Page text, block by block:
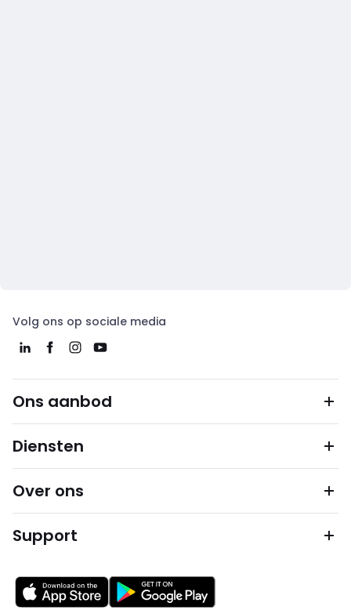
Volg ons op sociale media
Ons aanbod
Diensten
Over ons
Support